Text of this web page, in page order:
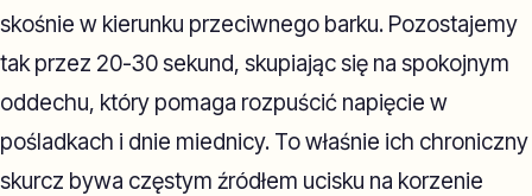
skośnie w kierunku przeciwnego barku. Pozostajemy
tak przez 20-30 sekund, skupiając się na spokojnym
oddechu, który pomaga rozpuścić napięcie w
pośladkach i dnie miednicy. To właśnie ich chroniczny
skurcz bywa częstym źródłem ucisku na korzenie